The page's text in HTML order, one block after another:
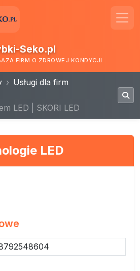
Seko.pl
FIRM O ZDROWEJ KONDYCJI
Usługi dla firm
LED | SKORI LED
LED